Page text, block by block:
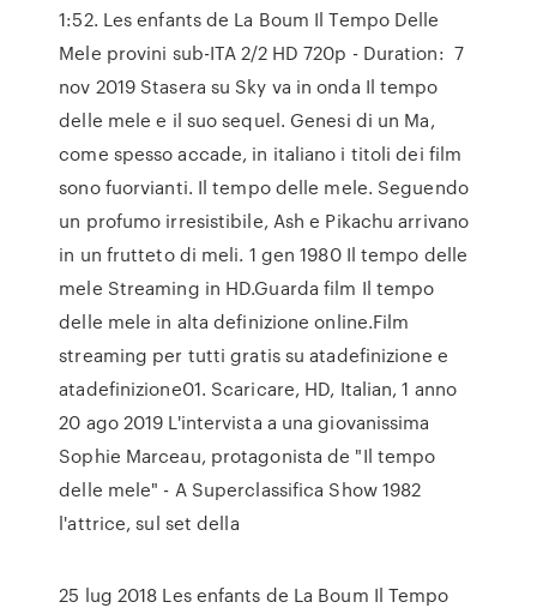
1:52. Les enfants de La Boum Il Tempo Delle
Mele provini sub-ITA 2/2 HD 720p - Duration: 7
nov 2019 Stasera su Sky va in onda Il tempo
delle mele e il suo sequel. Genesi di un Ma,
come spesso accade, in italiano i titoli dei film
sono fuorvianti. Il tempo delle mele. Seguendo
un profumo irresistibile, Ash e Pikachu arrivano
in un frutteto di meli. 1 gen 1980 Il tempo delle
mele Streaming in HD.Guarda film Il tempo
delle mele in alta definizione online.Film
streaming per tutti gratis su atadefinizione e
atadefinizione01. Scaricare, HD, Italian, 1 anno
20 ago 2019 L'intervista a una giovanissima
Sophie Marceau, protagonista de "Il tempo
delle mele" - A Superclassifica Show 1982
l'attrice, sul set della
25 lug 2018 Les enfants de La Boum Il Tempo